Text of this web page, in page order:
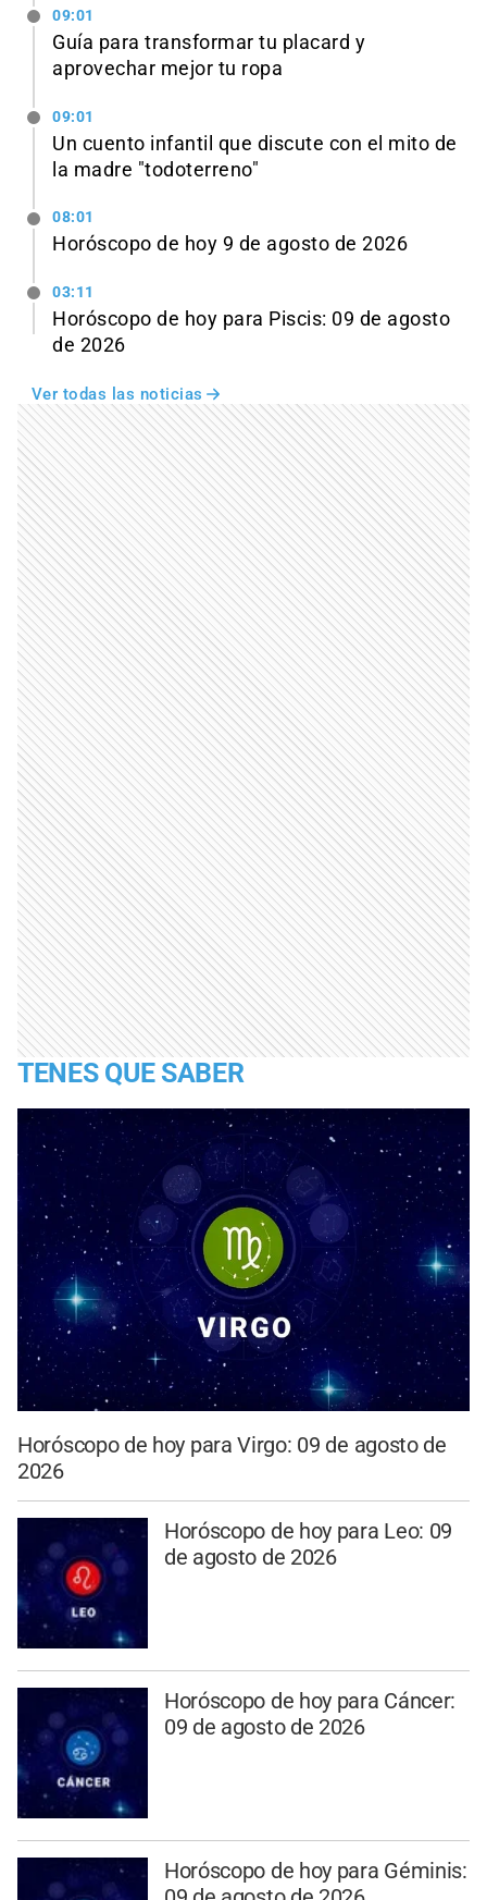
09:01
Guía para transformar tu placard y
aprovechar mejor tu ropa
09:01
Un cuento infantil que discute con el mito de
la madre "todoterreno"
08:01
Horóscopo de hoy 9 de agosto de 2026
03:11
Horóscopo de hoy para Piscis: 09 de agosto
de 2026
Ver todas las noticias
TENES QUE SABER
Horóscopo de hoy para Virgo: 09 de agosto de
2026
Horóscopo de hoy para Leo: 09
de agosto de 2026
Horóscopo de hoy para Cáncer:
09 de agosto de 2026
Horóscopo de hoy para Géminis: